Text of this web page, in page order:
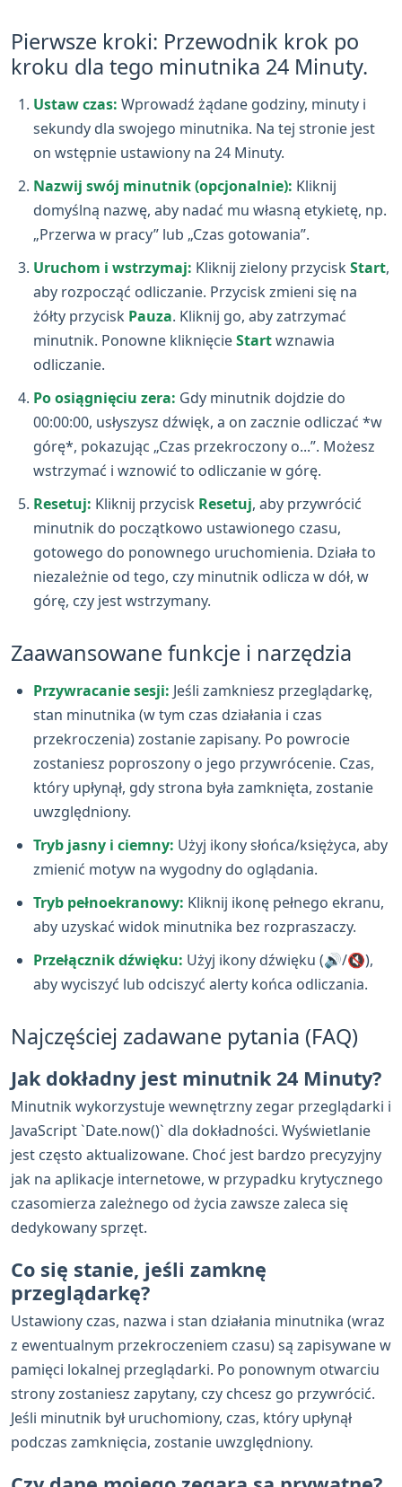
Pierwsze kroki: Przewodnik krok po
kroku dla tego minutnika 24 Minuty.
Ustaw czas: Wprowadź żądane godziny, minuty i
sekundy dla swojego minutnika. Na tej stronie jest
on wstępnie ustawiony na 24 Minuty.
Nazwij swój minutnik (opcjonalnie): Kliknij
domyślną nazwę, aby nadać mu własną etykietę, np.
„Przerwa w pracy” lub „Czas gotowania”.
Uruchom i wstrzymaj: Kliknij zielony przycisk Start,
aby rozpocząć odliczanie. Przycisk zmieni się na
żółty przycisk Pauza. Kliknij go, aby zatrzymać
minutnik. Ponowne kliknięcieStartwznawia
odliczanie.
Po osiągnięciu zera: Gdy minutnik dojdzie do
00:00:00, usłyszysz dźwięk, a on zacznie odliczać *w
górę*, pokazując „Czas przekroczony o...”. Możesz
wstrzymać i wznowić to odliczanie w górę.
Resetuj: Kliknij przycisk Resetuj, aby przywrócić
minutnik do początkowo ustawionego czasu,
gotowego do ponownego uruchomienia. Działa to
niezależnie od tego, czy minutnik odlicza w dół, w
górę, czy jest wstrzymany.
Zaawansowane funkcje i narzędzia
Przywracanie sesji: Jeśli zamkniesz przeglądarkę,
stan minutnika (w tym czas działania i czas
przekroczenia) zostanie zapisany. Po powrocie
zostaniesz poproszony o jego przywrócenie. Czas,
który upłynął, gdy strona była zamknięta, zostanie
uwzględniony.
Tryb jasny i ciemny: Użyj ikony słońca/księżyca, aby
zmienić motyw na wygodny do oglądania.
Tryb pełnoekranowy: Kliknij ikonę pełnego ekranu,
aby uzyskać widok minutnika bez rozpraszaczy.
Przełącznik dźwięku: Użyj ikony dźwięku (🔊/🔇),
aby wyciszyć lub odciszyć alerty końca odliczania.
Najczęściej zadawane pytania (FAQ)
Jak dokładny jest minutnik 24 Minuty?
Minutnik wykorzystuje wewnętrzny zegar przeglądarki i
JavaScript `Date.now()` dla dokładności. Wyświetlanie
jest często aktualizowane. Choć jest bardzo precyzyjny
jak na aplikacje internetowe, w przypadku krytycznego
czasomierza zależnego od życia zawsze zaleca się
dedykowany sprzęt.
Co się stanie, jeśli zamknę
przeglądarkę?
Ustawiony czas, nazwa i stan działania minutnika (wraz
z ewentualnym przekroczeniem czasu) są zapisywane w
pamięci lokalnej przeglądarki. Po ponownym otwarciu
strony zostaniesz zapytany, czy chcesz go przywrócić.
Jeśli minutnik był uruchomiony, czas, który upłynął
podczas zamknięcia, zostanie uwzględniony.